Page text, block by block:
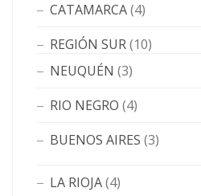
CATAMARCA(4)
REGIÓN SUR(10)
NEUQUÉN (3)
RIO NEGRO (4)
BUENOS AIRES (3)
LA RIOJA(4)